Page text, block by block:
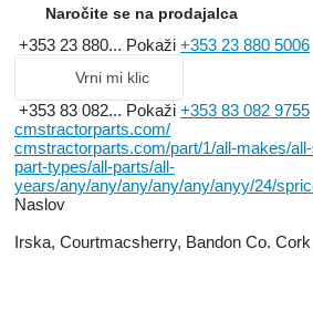
Naročite se na prodajalca
+353 23 880... Pokaži +353 23 880 5006
Vrni mi klic
+353 83 082... Pokaži +353 83 082 9755
cmstractorparts.com/
cmstractorparts.com/part/1/all-makes/
part-types/all-parts/all-
years/any/any/any/any/any/anyy/24/
Naslov
Irska, Courtmacsherry, Bandon Co. Cork